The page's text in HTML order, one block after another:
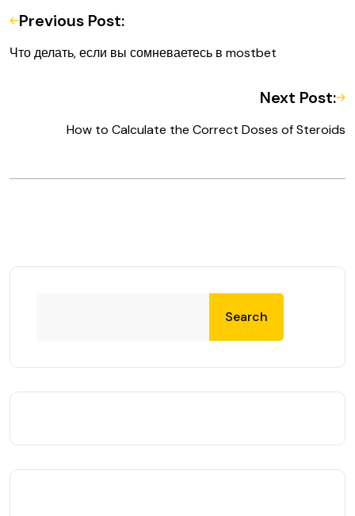
Previous Post:
Что делать, если вы сомневаетесь в mostbet
Next Post:
How to Calculate the Correct Doses of Steroids
Search